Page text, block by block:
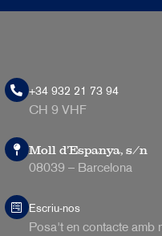
+34 932 21 73 94
CH 9 VHF
Moll d’Espanya, s/n
08039 – Barcelona
Escriu-nos
Posa't en contacte amb